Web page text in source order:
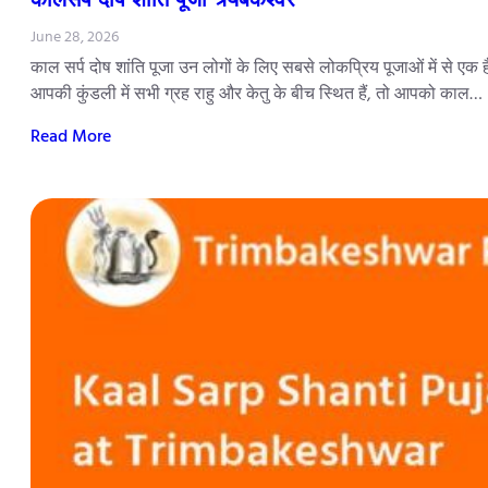
June 28, 2026
काल सर्प दोष शांति पूजा उन लोगों के लिए सबसे लोकप्रिय पूजाओं में से एक
आपकी कुंडली में सभी ग्रह राहु और केतु के बीच स्थित हैं, तो आपको काल…
Read More